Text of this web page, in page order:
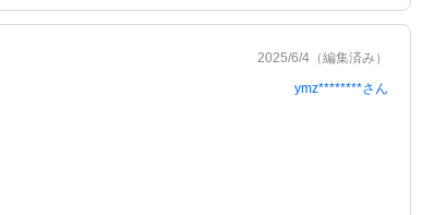
2025/6/4 （編集済み）
ymz********さん